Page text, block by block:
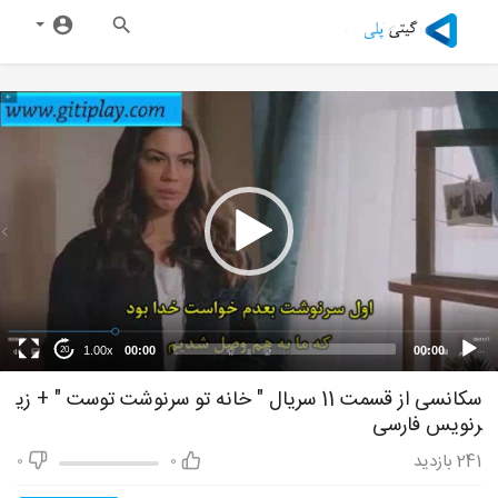
00:00
00:00
1.00x
20
سکانسی از قسمت 11 سریال " خانه تو سرنوشت توست " + زی
رنویس فارسی
0
0 241 بازدید